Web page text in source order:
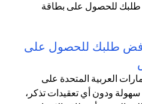
رفض طلبك للحصول على
العربية المتحدة على
ودون أي تعقيدات تذكر،